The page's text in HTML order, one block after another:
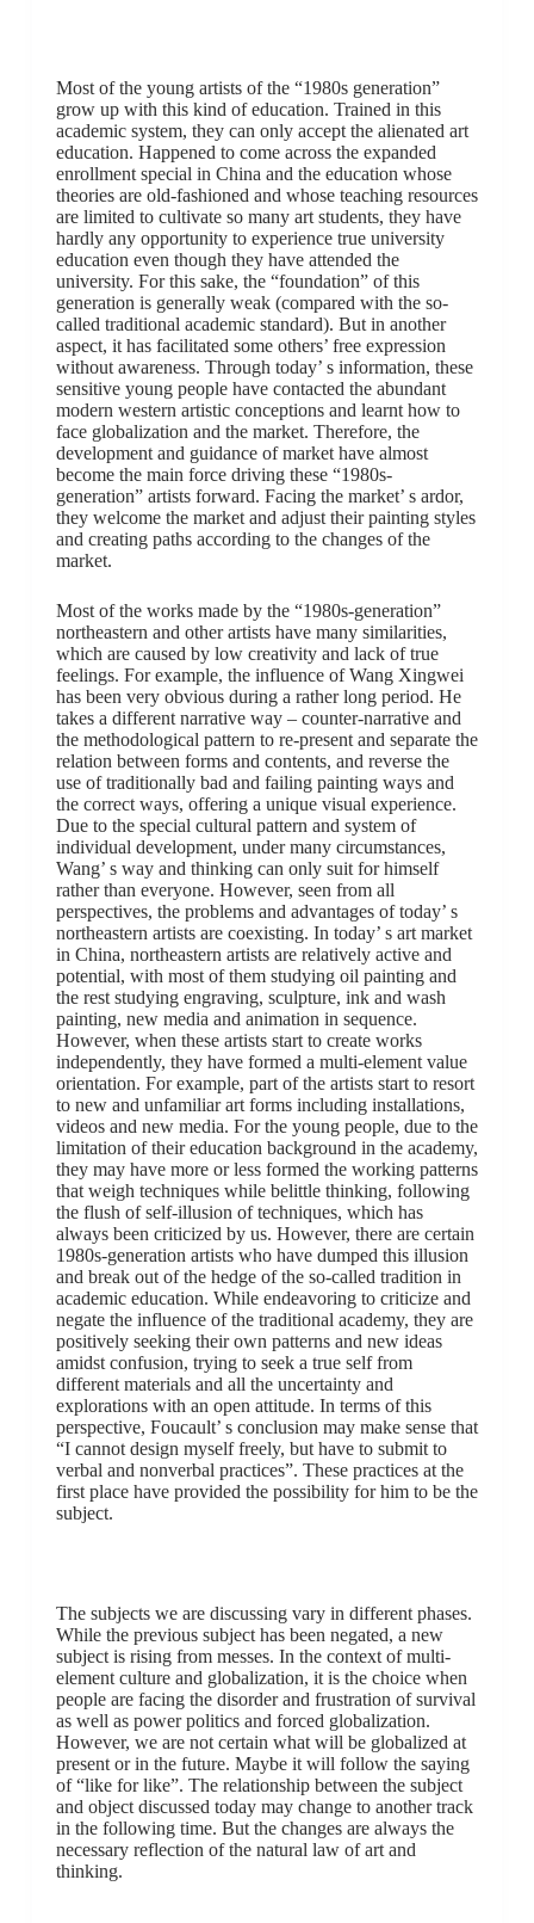
Most of the young artists of the “1980s generation”
grow up with this kind of education. Trained in this
academic system, they can only accept the alienated art
education. Happened to come across the expanded
enrollment special in China and the education whose
theories are old-fashioned and whose teaching resources
are limited to cultivate so many art students, they have
hardly any opportunity to experience true university
education even though they have attended the
university. For this sake, the “foundation” of this
generation is generally weak (compared with the so-
called traditional academic standard). But in another
aspect, it has facilitated some others’ free expression
without awareness. Through today’ s information, these
sensitive young people have contacted the abundant
modern western artistic conceptions and learnt how to
face globalization and the market. Therefore, the
development and guidance of market have almost
become the main force driving these “1980s-
generation” artists forward. Facing the market’ s ardor,
they welcome the market and adjust their painting styles
and creating paths according to the changes of the
market.
Most of the works made by the “1980s-generation”
northeastern and other artists have many similarities,
which are caused by low creativity and lack of true
feelings. For example, the influence of Wang Xingwei
has been very obvious during a rather long period. He
takes a different narrative way – counter-narrative and
the methodological pattern to re-present and separate the
relation between forms and contents, and reverse the
use of traditionally bad and failing painting ways and
the correct ways, offering a unique visual experience.
Due to the special cultural pattern and system of
individual development, under many circumstances,
Wang’ s way and thinking can only suit for himself
rather than everyone. However, seen from all
perspectives, the problems and advantages of today’ s
northeastern artists are coexisting. In today’ s art market
in China, northeastern artists are relatively active and
potential, with most of them studying oil painting and
the rest studying engraving, sculpture, ink and wash
painting, new media and animation in sequence.
However, when these artists start to create works
independently, they have formed a multi-element value
orientation. For example, part of the artists start to resort
to new and unfamiliar art forms including installations,
videos and new media. For the young people, due to the
limitation of their education background in the academy,
they may have more or less formed the working patterns
that weigh techniques while belittle thinking, following
the flush of self-illusion of techniques, which has
always been criticized by us. However, there are certain
1980s-generation artists who have dumped this illusion
and break out of the hedge of the so-called tradition in
academic education. While endeavoring to criticize and
negate the influence of the traditional academy, they are
positively seeking their own patterns and new ideas
amidst confusion, trying to seek a true self from
different materials and all the uncertainty and
explorations with an open attitude. In terms of this
perspective, Foucault’ s conclusion may make sense that
“I cannot design myself freely, but have to submit to
verbal and nonverbal practices”. These practices at the
first place have provided the possibility for him to be the
subject.
The subjects we are discussing vary in different phases.
While the previous subject has been negated, a new
subject is rising from messes. In the context of multi-
element culture and globalization, it is the choice when
people are facing the disorder and frustration of survival
as well as power politics and forced globalization.
However, we are not certain what will be globalized at
present or in the future. Maybe it will follow the saying
of “like for like”. The relationship between the subject
and object discussed today may change to another track
in the following time. But the changes are always the
necessary reflection of the natural law of art and
thinking.